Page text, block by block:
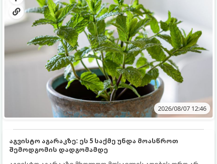
2026/08/07 12:46
აგვისტო აგარაკზე: ეს 5 საქმე უნდა მოასწროთ
შემოდგომის დადგომამდე